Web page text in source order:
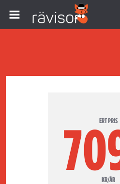
ERT PRIS
KR/ÅR